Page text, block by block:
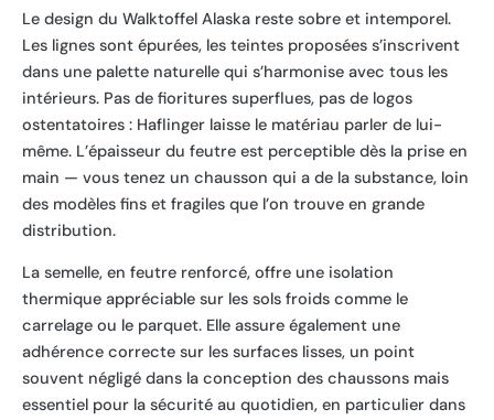
Le design du Walktoffel Alaska reste sobre et intemporel.
Les lignes sont épurées, les teintes proposées s’inscrivent
dans une palette naturelle qui s’harmonise avec tous les
intérieurs. Pas de fioritures superflues, pas de logos
ostentatoires : Haflinger laisse le matériau parler de lui-
même. L’épaisseur du feutre est perceptible dès la prise en
main — vous tenez un chausson qui a de la substance, loin
des modèles fins et fragiles que l’on trouve en grande
distribution.
La semelle, en feutre renforcé, offre une isolation
thermique appréciable sur les sols froids comme le
carrelage ou le parquet. Elle assure également une
adhérence correcte sur les surfaces lisses, un point
souvent négligé dans la conception des chaussons mais
essentiel pour la sécurité au quotidien, en particulier dans